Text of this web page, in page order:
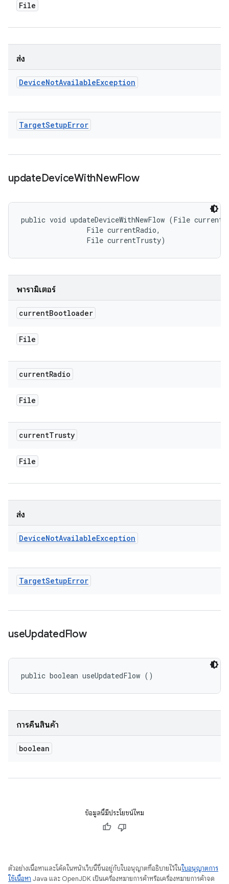
File
ส่ง
DeviceNotAvailableException
TargetSetupError
updateDeviceWithNewFlow
public void updateDeviceWithNewFlow (File
                File currentRadio,
                File currentTrusty)
พารามิเตอร์
currentBootloader
File
currentRadio
File
currentTrusty
File
ส่ง
DeviceNotAvailableException
TargetSetupError
useUpdatedFlow
public boolean useUpdatedFlow ()
การคืนสินค้า
boolean
ข้อมูลนี้มีประโยชน์ไหม
ตัวอย่างเนื้อหาและโค้ดในหน้าเว็บนี้ขึ้นอยู่กับใบอนุญาตที่อธิบายไว้ในใบอนุญาตการ
ใช้เนื้อหา Java และ OpenJDK เป็นเครื่องหมายการค้าหรือเครื่องหมายการค้าจด